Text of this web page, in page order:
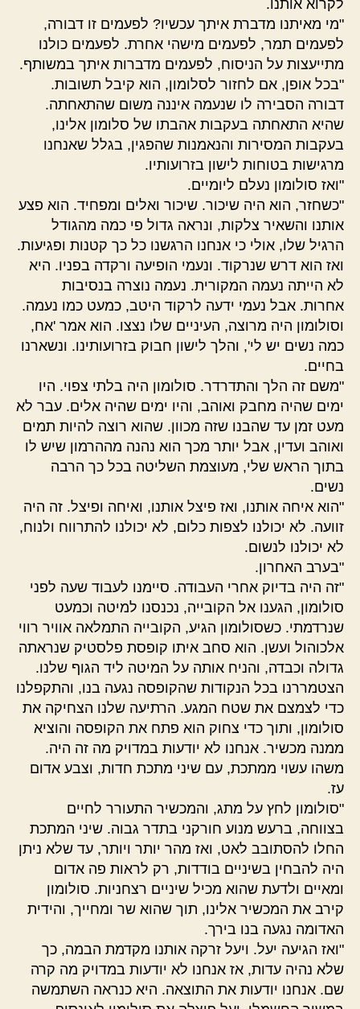
לקרוא אותנו.
"מי מאיתנו מדברת איתך עכשיו? לפעמים זו דבורה,
לפעמים תמר, לפעמים מישהי אחרת. לפעמים כולנו
מתייעצות על הניסוח, לפעמים מדברות איתך במשותף.
"בכל אופן, אם לחזור לסלומון, הוא קיבל תשובות.
דבורה הסבירה לו שנעמה איננה משום שהתאחתה.
שהיא התאחתה בעקבות אהבתו של סלומון אלינו,
בעקבות המסירות והנאמנות שהפגין, בגלל שאנחנו
מרגישות בטוחות לישון בזרועותיו.
"ואז סולומון נעלם ליומיים.
"כשחזר, הוא היה שיכור. שיכור ואלים ומפחיד. הוא פצע
אותנו והשאיר צלקות, ונראה גדול פי כמה מהגודל
הרגיל שלו, אולי כי אנחנו הרגשנו כל כך קטנות ופגיעות.
ואז הוא דרש שנרקוד. ונעמי הופיעה ורקדה בפניו. היא
לא הייתה נעמה המקורית. נעמה נוצרה בנסיבות
אחרות. אבל נעמי ידעה לרקוד היטב, כמעט כמו נעמה.
וסולומון היה מרוצה, העיניים שלו נצצו. הוא אמר 'אח,
כמה נשים יש לי', והלך לישון חבוק בזרועותינו. ונשארנו
בחיים.
"משם זה הלך והתדרדר. סולומון היה בלתי צפוי. היו
ימים שהיה מחבק ואוהב, והיו ימים שהיה אלים. עבר לא
מעט זמן עד שהבנו שזה מכוון. שהוא רוצה להיות תמים
ואוהב ועדין, אבל יותר מכך הוא נהנה מההרמון שיש לו
בתוך הראש שלי, מעוצמת השליטה בכל כך הרבה
נשים.
"הוא איחה אותנו, ואז פיצל אותנו, ואיחה ופיצל. זה היה
זוועה. לא יכולנו לצפות כלום, לא יכולנו להתרווח ולנוח,
לא יכולנו לנשום.
"בערב האחרון.
"זה היה בדיוק אחרי העבודה. סיימנו לעבוד שעה לפני
סולומון, הגענו אל הקובייה, נכנסנו למיטה וכמעט
שנרדמתי. כשסולומון הגיע, הקובייה התמלאה אוויר רווי
אלכוהול ועשן. הוא סחב איתו קופסת פלסטיק שנראתה
גדולה וכבדה, והניח אותה על המיטה ליד הגוף שלנו.
הצטמררנו בכל הנקודות שהקופסה נגעה בנו, והתקפלנו
כדי לצמצם את שטח המגע. הרתיעה שלנו הצחיקה את
סולומון, ותוך כדי צחוק הוא פתח את הקופסה והוציא
ממנה מכשיר. אנחנו לא יודעות במדויק מה זה היה.
משהו עשוי ממתכת, עם שיני מתכת חדות, וצבע אדום
עז.
"סולומון לחץ על מתג, והמכשיר התעורר לחיים
בצווחה, ברעש מנוע חורקני בתדר גבוה. שיני המתכת
החלו להסתובב לאט, ואז מהר יותר ויותר, עד שלא ניתן
היה להבחין בשיניים בודדות, רק לראות פה אדום
ומאיים ולדעת שהוא מכיל שיניים רצחניות. סולומון
קירב את המכשיר אלינו, תוך שהוא שר ומחייך, והידית
האדומה נגעה בנו בירך.
"ואז הגיעה יעל. ויעל זרקה אותנו מקדמת הבמה, כך
שלא נהיה עדות, אז אנחנו לא יודעות במדויק מה קרה
שם. אנחנו יודעות את התוצאה. היא כנראה השתמשה